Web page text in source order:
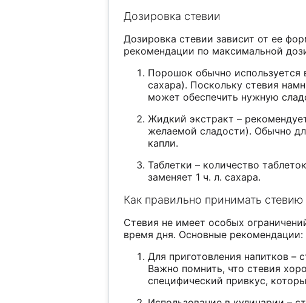
Дозировка стевии
Дозировка стевии зависит от ее
рекомендации по максимальной
Порошок обычно используется
сахара). Поскольку стевия
может обеспечить нужную
Жидкий экстракт –
желаемой сладости). Обычно
капли.
Таблетки – количество
заменяет 1 ч. л. сахара.
Как правильно принимать стевию
Стевия не имеет особых
время дня. Основные рекомендации:
Для приготовления напитков –
Важно помнить, что стевия
специфический привкус,